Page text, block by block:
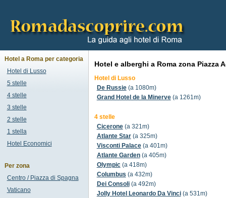
Hotel e alberghi a Roma zona Piazza
Hotel di Lusso
De Russie(a 1080m)
Grand Hotel de la Minerve(a 1261m)
4 stelle
Cicerone(a 321m)
Atlante Star(a 325m)
Visconti Palace(a 401m)
Atlante Garden(a 405m)
Olympic(a 418m)
Columbus (a 432m)
Dei Consoli(a 492m)
Jolly Hotel Leonardo Da Vinci(a 531m)
Hotel a Roma per categoria
Hotel di Lusso
5 stelle
4 stelle
3 stelle
2 stelle
1 stella
Hotel Economici
Per zona
Centro / Piazza di Spagna
Vaticano